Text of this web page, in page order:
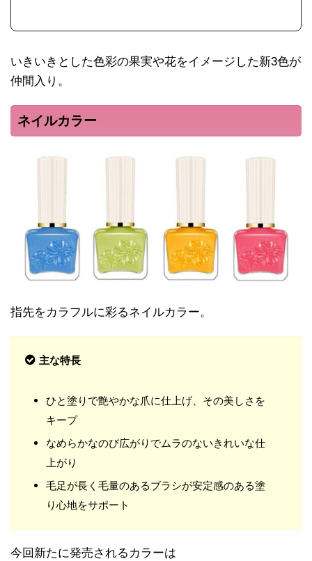
いきいきとした色彩の果実や花をイメージした新3色が
仲間入り。
ネイルカラー
指先をカラフルに彩るネイルカラー。
主な特長
ひと塗りで艶やかな爪に仕上げ、その美しさを
キープ
なめらかなのび広がりでムラのないきれいな仕
上がり
毛足が長く毛量のあるブラシが安定感のある塗
り心地をサポート
今回新たに発売されるカラーは